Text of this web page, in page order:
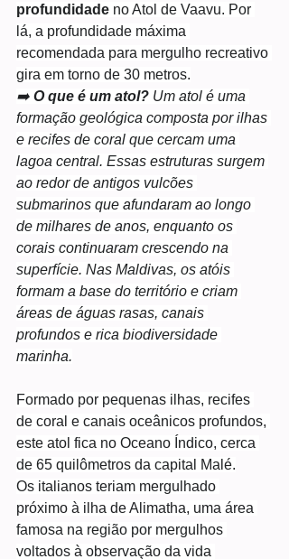
profundidade no Atol de Vaavu. Por
lá, a profundidade máxima
recomendada para mergulho recreativo
gira em torno de 30 metros.
➡️ O que é um atol? Um atol é uma
formação geológica composta por ilhas
e recifes de coral que cercam uma
lagoa central. Essas estruturas surgem
ao redor de antigos vulcões
submarinos que afundaram ao longo
de milhares de anos, enquanto os
corais continuaram crescendo na
superfície. Nas Maldivas, os atóis
formam a base do território e criam
áreas de águas rasas, canais
profundos e rica biodiversidade
marinha.
Formado por pequenas ilhas, recifes
de coral e canais oceânicos profundos,
este atol fica no Oceano Índico, cerca
de 65 quilômetros da capital Malé.
Os italianos teriam mergulhado
próximo à ilha de Alimatha, uma área
famosa na região por mergulhos
voltados à observação da vida